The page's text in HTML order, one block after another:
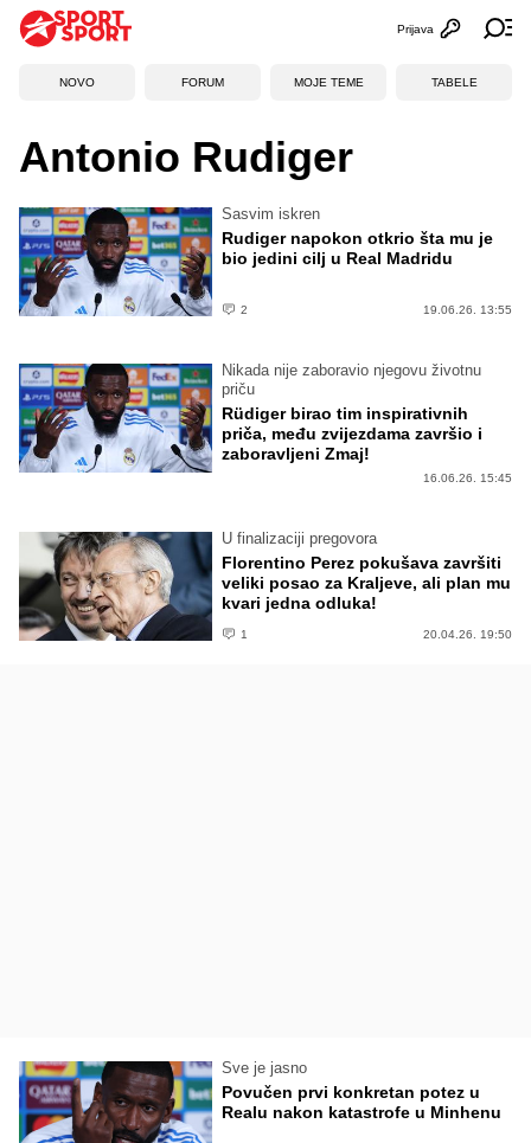
Otvori
Prijava
NOVO FORUM MOJE TEME TABELE
Antonio Rudiger
Sasvim iskren
Rudiger napokon otkrio šta mu je
bio jedini cilj u Real Madridu
2 19.06.26. 13:55
Nikada nije zaboravio njegovu životnu
priču
Rüdiger birao tim inspirativnih
priča, među zvijezdama završio i
zaboravljeni Zmaj!
16.06.26. 15:45
U finalizaciji pregovora
Florentino Perez pokušava završiti
veliki posao za Kraljeve, ali plan mu
kvari jedna odluka!
1 20.04.26. 19:50
Sve je jasno
Povučen prvi konkretan potez u
Realu nakon katastrofe u Minhenu